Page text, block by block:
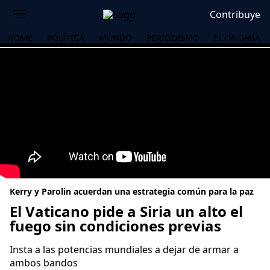
Contribuye
HOME POLÍTICA MUNDO PERIODISMO ECONOMÍA
Kerry y Parolin acuerdan una estrategia común para la paz
El Vaticano pide a Siria un alto el
fuego sin condiciones previas
Insta a las potencias mundiales a dejar de armar a
ambos bandos